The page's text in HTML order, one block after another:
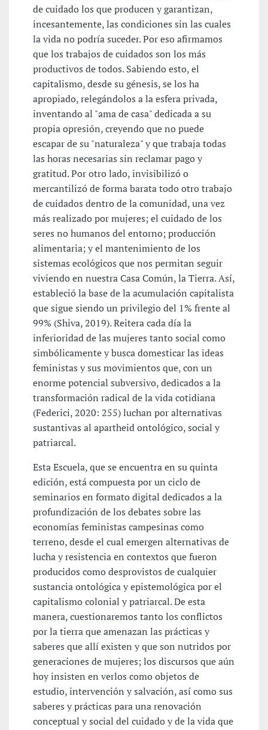
de cuidado los que producen y garantizan,
incesantemente, las condiciones sin las cuales
la vida no podría suceder. Por eso afirmamos
que los trabajos de cuidados son los más
productivos de todos. Sabiendo esto, el
capitalismo, desde su génesis, se los ha
apropiado, relegándolos a la esfera privada,
inventando al "ama de casa" dedicada a su
propia opresión, creyendo que no puede
escapar de su "naturaleza" y que trabaja todas
las horas necesarias sin reclamar pago y
gratitud. Por otro lado, invisibilizó o
mercantilizó de forma barata todo otro trabajo
de cuidados dentro de la comunidad, una vez
más realizado por mujeres; el cuidado de los
seres no humanos del entorno; producción
alimentaria; y el mantenimiento de los
sistemas ecológicos que nos permitan seguir
viviendo en nuestra Casa Común, la Tierra. Así,
estableció la base de la acumulación capitalista
que sigue siendo un privilegio del 1% frente al
99% (Shiva, 2019). Reitera cada día la
inferioridad de las mujeres tanto social como
simbólicamente y busca domesticar las ideas
feministas y sus movimientos que, con un
enorme potencial subversivo, dedicados a la
transformación radical de la vida cotidiana
(Federici, 2020: 255) luchan por alternativas
sustantivas al apartheid ontológico, social y
patriarcal.
Esta Escuela, que se encuentra en su quinta
edición, está compuesta por un ciclo de
seminarios en formato digital dedicados a la
profundización de los debates sobre las
economías feministas campesinas como
terreno, desde el cual emergen alternativas de
lucha y resistencia en contextos que fueron
producidos como desprovistos de cualquier
sustancia ontológica y epistemológica por el
capitalismo colonial y patriarcal. De esta
manera, cuestionaremos tanto los conflictos
por la tierra que amenazan las prácticas y
saberes que allí existen y que son nutridos por
generaciones de mujeres; los discursos que aún
hoy insisten en verlos como objetos de
estudio, intervención y salvación, así como sus
saberes y prácticas para una renovación
conceptual y social del cuidado y de la vida que